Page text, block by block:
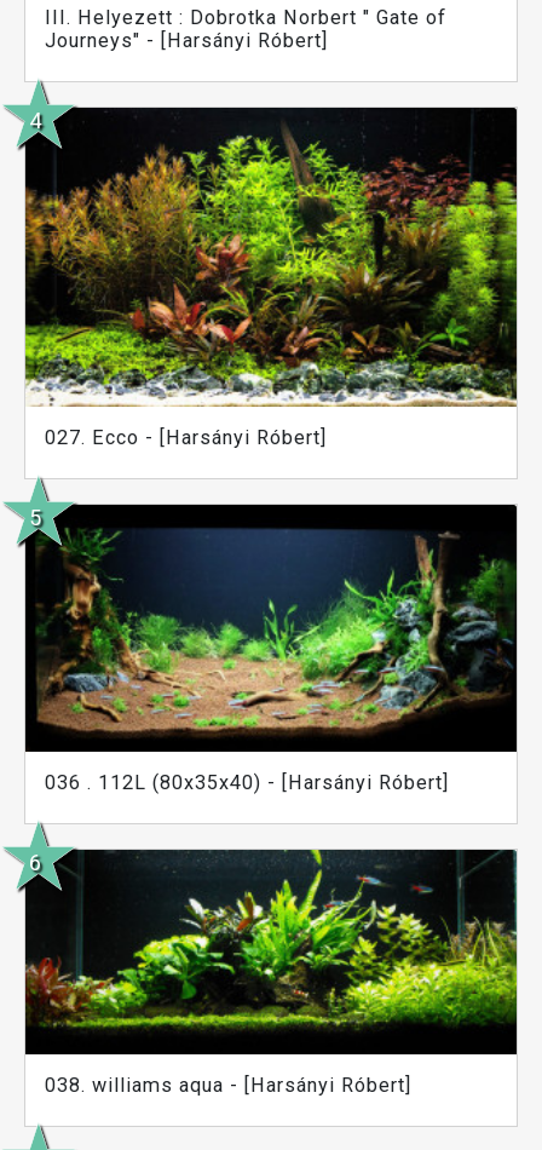
III. Helyezett : Dobrotka Norbert " Gate of
Journeys" - [Harsányi Róbert]
027. Ecco - [Harsányi Róbert]
036 . 112L (80x35x40) - [Harsányi Róbert]
038. williams aqua - [Harsányi Róbert]